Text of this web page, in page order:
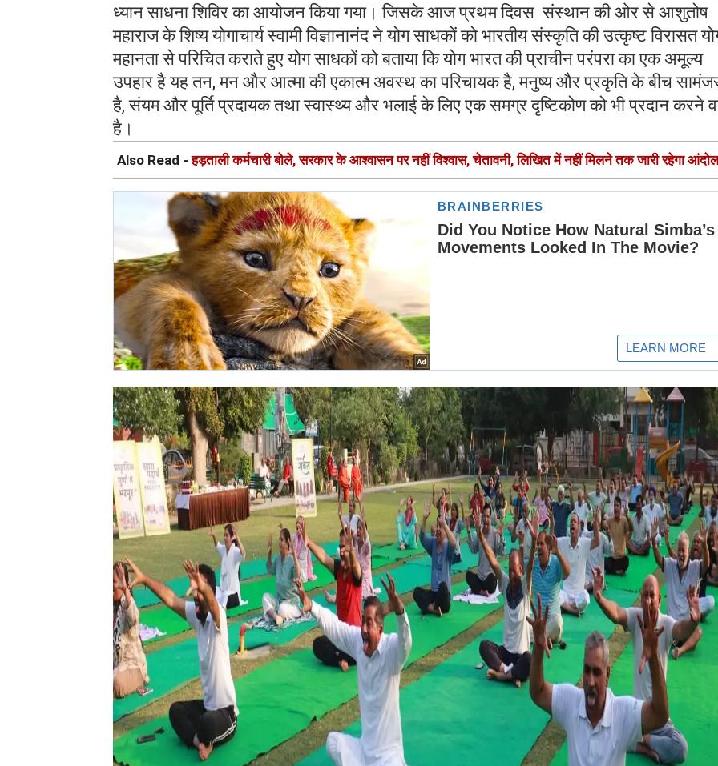
ध्यान साधना शिविर का आयोजन किया गया। जिसके आज प्रथम दिवस संस्थान की ओर से आशुतोष
महाराज के शिष्य योगाचार्य स्वामी विज्ञानानंद ने योग साधकों को भारतीय संस्कृति की उत्कृष्ट विरासत
महानता से परिचित कराते हुए योग साधकों को बताया कि योग भारत की प्राचीन परंपरा का एक अमूल्य
उपहार है यह तन, मन और आत्मा की एकात्म अवस्थ का परिचायक है, मनुष्य और प्रकृति के बीच
है, संयम और पूर्ति प्रदायक तथा स्वास्थ्य और भलाई के लिए एक समग्र दृष्टिकोण को भी प्रदान करने
है।
Also Read -हड़ताली कर्मचारी बोले, सरकार के आश्वासन पर नहीं विश्वास, चेतावनी, लिखित में नहीं मिलने तक जारी रहेगा